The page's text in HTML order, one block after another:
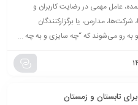
عامل مهمی در رضایت کاربران و
مدارس، یا برگزارکنندگان
به رو می‌شوند که “چه سایزی و به چه ...
تابستان و زمستان